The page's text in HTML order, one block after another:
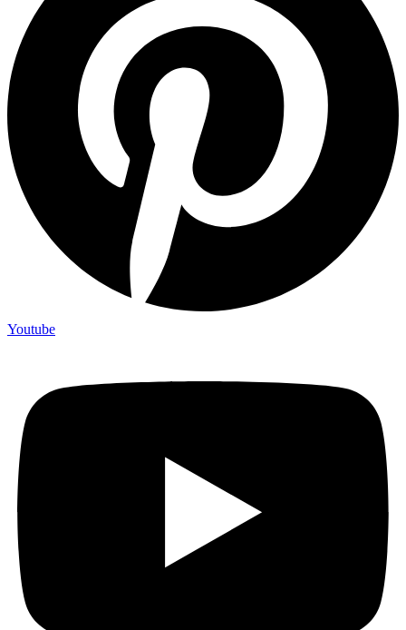
Youtube